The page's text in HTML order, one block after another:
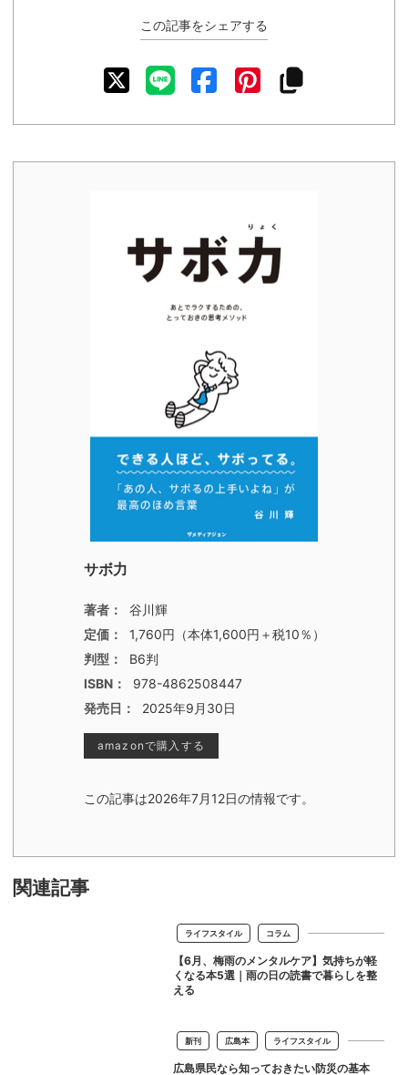
この記事をシェアする
サボ力
著者：
谷川輝
定価：
1,760円（本体1,600円＋税10％）
判型：
B6判
ISBN：
978-4862508447
発売日：
2025年9月30日
amazonで購入する
この記事は2026年7月12日の情報です。
関連記事
ライフスタイル コラム
【6月、梅雨のメンタルケア】気持ちが軽
くなる本5選｜雨の日の読書で暮らしを整
える
新刊 広島本 ライフスタイル
広島県民なら知っておきたい防災の基本